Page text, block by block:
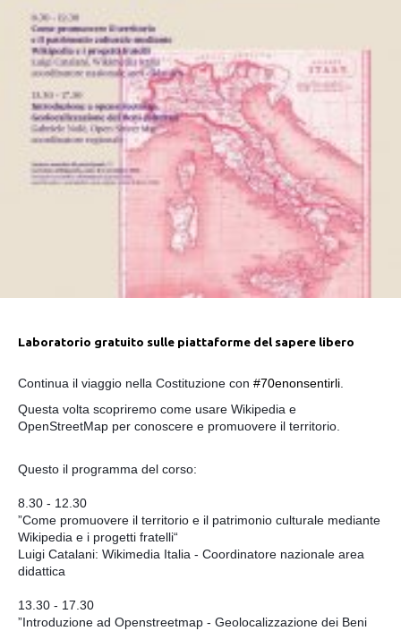
Laboratorio gratuito sulle piattaforme del sapere libero
Continua il viaggio nella Costituzione con #70enonsentirli.
Questa volta scopriremo come usare Wikipedia e
OpenStreetMap per conoscere e promuovere il territorio.
Questo il programma del corso:
8.30 - 12.30
”Come promuovere il territorio e il patrimonio culturale mediante
Wikipedia e i progetti fratelli“
Luigi Catalani: Wikimedia Italia - Coordinatore nazionale area
didattica
13.30 - 17.30
”Introduzione ad Openstreetmap - Geolocalizzazione dei Beni